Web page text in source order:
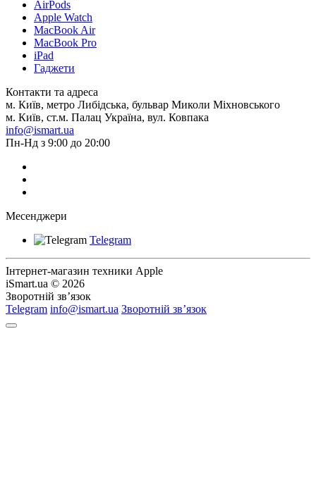
AirPods
Apple Watch
MacBook Air
MacBook Pro
iPad
Гаджети
Контакти та адреса
м. Київ, метро Либідська, бульвар Миколи Міхновського
м. Київ, ст.м. Палац Україна, вул. Ковпака
info@ismart.ua
Пн-Нд з 9:00 до 20:00
Месенджери
Telegram
Інтернет-магазин техники Apple
iSmart.ua © 2026
Зворотній зв’язок
Telegram info@ismart.ua Зворотній зв’язок